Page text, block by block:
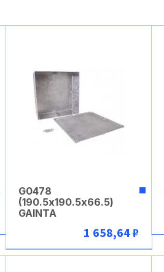
В корзину
G0478
(190.5х190.5х66.5)
GAINTA
1 658,64 ₽